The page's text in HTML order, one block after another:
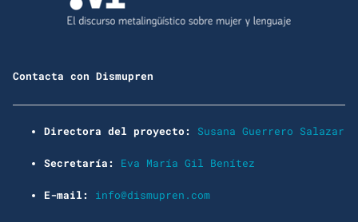
Contacta con Dismupren
Directora del proyecto: Susana Guerrero Salazar
Secretaría: Eva María Gil Benítez
E-mail: info@dismupren.com